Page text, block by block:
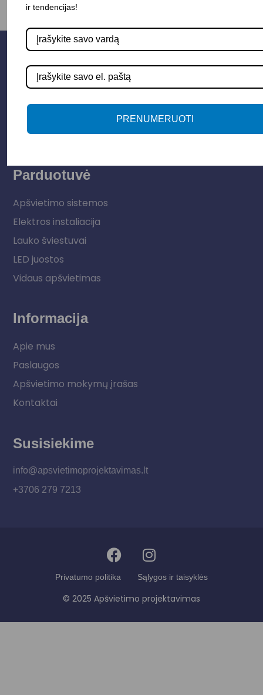
Parduotuvė
Apšvietimo sistemos
Elektros instaliacija
Lauko šviestuvai
LED juostos
Vidaus apšvietimas
Informacija
Apie mus
Paslaugos
Apšvietimo mokymų įrašas
Kontaktai
Susisiekime
info@apsvietimoprojektavimas.lt
+3706 279 7213
Privatumo politika Sąlygos ir taisyklės
© 2025 Apšvietimo projektavimas
ir tendencijas!
PRENUMERUOTI